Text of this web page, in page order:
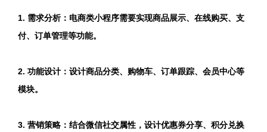
1. 需求分析：电商类小程序需要实现商品展示、在线购买、支
付、订单管理等功能。
2. 功能设计：设计商品分类、购物车、订单跟踪、会员中心等
模块。
3. 营销策略：结合微信社交属性，设计优惠券分享、积分兑换